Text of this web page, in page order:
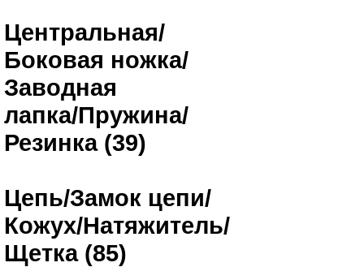
Центральная/
Боковая ножка/
Заводная
лапка/Пружина/
Резинка (39)
Цепь/Замок цепи/
Кожух/Натяжитель/
Щетка (85)